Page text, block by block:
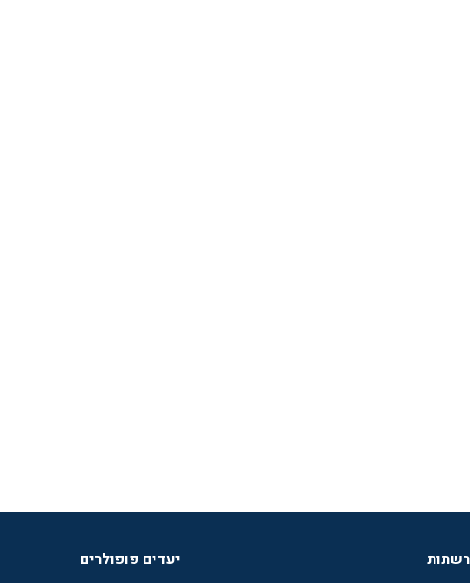
רשתות יעדים פופולרים